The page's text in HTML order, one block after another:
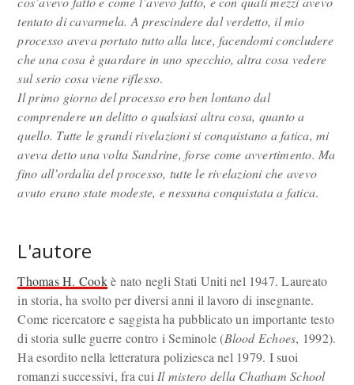
tentato di cavarmela. A prescindere dal verdetto, il mio
processo aveva portato tutto alla luce, facendomi concludere
che una cosa è guardare in uno specchio, altra cosa vedere
sul serio cosa viene riflesso.
Il primo giorno del processo ero ben lontano dal
comprendere un delitto o qualsiasi altra cosa, quanto a
quello. Tutte le grandi rivelazioni si conquistano a fatica, mi
aveva detto una volta Sandrine, forse come avvertimento. Ma
fino all’ordalia del processo, tutte le rivelazioni che avevo
avuto erano state modeste, e nessuna conquistata a fatica.
L'autore
Thomas H. Cookè nato negli Stati Uniti nel 1947. Laureato
in storia, ha svolto per diversi anni il lavoro di insegnante.
Come ricercatore e saggista ha pubblicato un importante testo
di storia sulle guerre contro i Seminole (Blood Echoes, 1992).
Ha esordito nella letteratura poliziesca nel 1979. I suoi
romanzi successivi, fra cui Il mistero della Chatham School